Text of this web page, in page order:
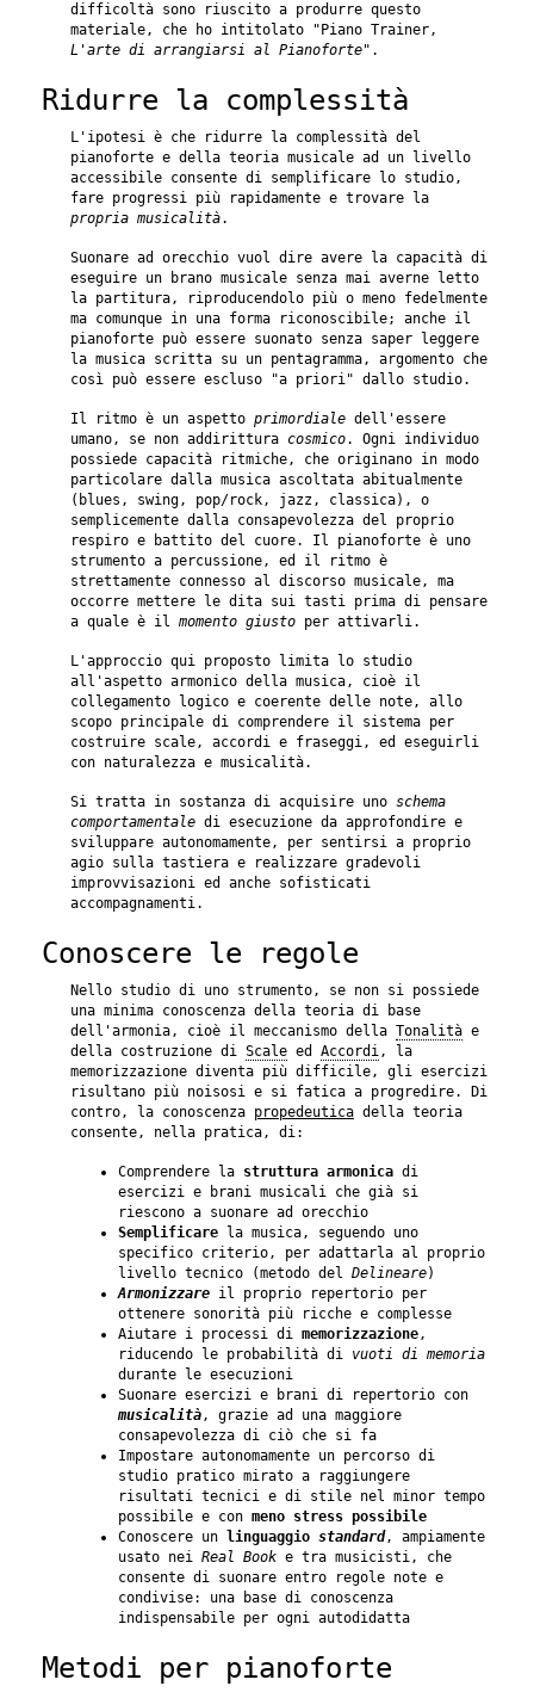
difficoltà sono riuscito a produrre questo
materiale, che ho intitolato "Piano Trainer,
L'arte di arrangiarsi al Pianoforte".
Ridurre la complessità
L'ipotesi è che ridurre la complessità del
pianoforte e della teoria musicale ad un livello
accessibile consente di semplificare lo studio,
fare progressi più rapidamente e trovare la
propria musicalità.
Suonare ad orecchio vuol dire avere la capacità di
eseguire un brano musicale senza mai averne letto
la partitura, riproducendolo più o meno fedelmente
ma comunque in una forma riconoscibile; anche il
pianoforte può essere suonato senza saper leggere
la musica scritta su un pentagramma, argomento che
così può essere escluso "a priori" dallo studio.
Il ritmo è un aspetto primordiale dell'essere
umano, se non addirittura cosmico. Ogni individuo
possiede capacità ritmiche, che originano in modo
particolare dalla musica ascoltata abitualmente
(blues, swing, pop/rock, jazz, classica), o
semplicemente dalla consapevolezza del proprio
respiro e battito del cuore. Il pianoforte è uno
strumento a percussione, ed il ritmo è
strettamente connesso al discorso musicale, ma
occorre mettere le dita sui tasti prima di pensare
a quale è il momento giusto per attivarli.
L'approccio qui proposto limita lo studio
all'aspetto armonico della musica, cioè il
collegamento logico e coerente delle note, allo
scopo principale di comprendere il sistema per
costruire scale, accordi e fraseggi, ed eseguirli
con naturalezza e musicalità.
Si tratta in sostanza di acquisire uno schema
comportamentale di esecuzione da approfondire e
sviluppare autonomamente, per sentirsi a proprio
agio sulla tastiera e realizzare gradevoli
improvvisazioni ed anche sofisticati
accompagnamenti.
Conoscere le regole
Nello studio di uno strumento, se non si possiede
una minima conoscenza della teoria di base
dell'armonia, cioè il meccanismo della Tonalità e
della costruzione di Scale ed Accordi, la
memorizzazione diventa più difficile, gli esercizi
risultano più noisosi e si fatica a progredire. Di
contro, la conoscenza propedeutica della teoria
consente, nella pratica, di:
Comprendere la struttura armonica di
esercizi e brani musicali che già si
riescono a suonare ad orecchio
Semplificare la musica, seguendo uno
specifico criterio, per adattarla al proprio
livello tecnico (metodo del Delineare)
Armonizzare il proprio repertorio per
ottenere sonorità più ricche e complesse
Aiutare i processi di memorizzazione,
riducendo le probabilità di vuoti di memoria
durante le esecuzioni
Suonare esercizi e brani di repertorio con
musicalità, grazie ad una maggiore
consapevolezza di ciò che si fa
Impostare autonomamente un percorso di
studio pratico mirato a raggiungere
risultati tecnici e di stile nel minor tempo
possibile e con meno stress possibile
Conoscere un
linguaggio standard, ampiamente
usato nei Real Book e tra musicisti, che
consente di suonare entro regole note e
condivise: una base di conoscenza
indispensabile per ogni autodidatta
Metodi per pianoforte